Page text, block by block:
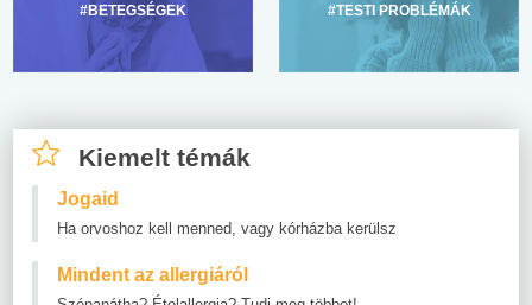
#BETEGSÉGEK #TESTI PROBLÉMÁK
Kiemelt témák
Jogaid
Ha orvoshoz kell menned, vagy kórházba kerülsz
Mindent az allergiáról